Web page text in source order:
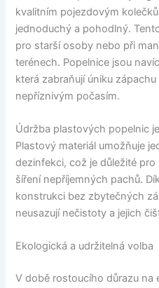
kvalitním pojezdovým
jednoduchý a pohodlný.
pro starší osoby nebo při
terénech. Popelnice jsou
která zabraňují úniku
nepříznivým počasím.
Údržba plastových popelnic
Plastový materiál umožňuje
dezinfekci, což je důležité
šíření nepříjemných pachů.
konstrukci bez zbytečných
neusazují nečistoty a jejich
Ekologická a udržitelná volba
V době rostoucího důrazu na